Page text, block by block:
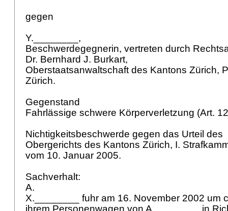
gegen
Y.________,
Beschwerdegegnerin, vertreten durch
Dr. Bernhard J. Burkart,
Oberstaatsanwaltschaft des Kantons Zürich,
Zürich.
Gegenstand
Fahrlässige schwere Körperverletzung (Art.
Nichtigkeitsbeschwerde gegen das Urteil des
Obergerichts des Kantons Zürich, I.
vom 10. Januar 2005.
Sachverhalt:
A.
X.________ fuhr am 16. November 2002 um
ihrem Personenwagen von A.________ in